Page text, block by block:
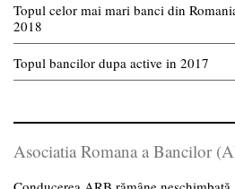
Topul celor mai mari banci din
2018
Topul bancilor dupa active in 2017
Asociatia Romana a Bancilor